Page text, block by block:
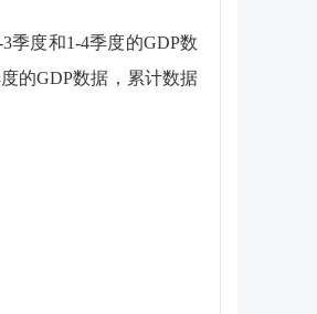
度和1-4季度的GDP数
的GDP数据，累计数据